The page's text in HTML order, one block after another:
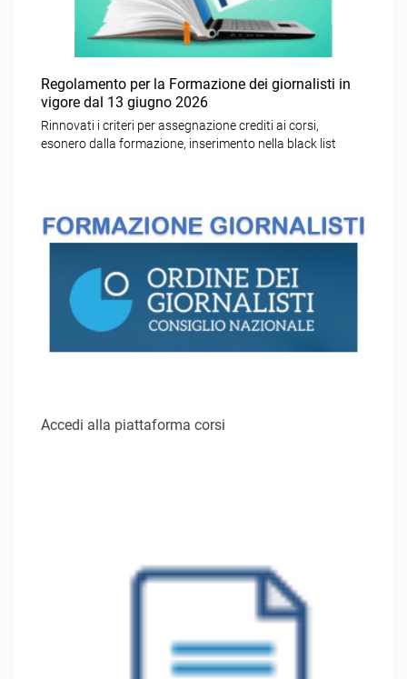
Regolamento per la Formazione dei giornalisti in
vigore dal 13 giugno 2026
Rinnovati i criteri per assegnazione crediti ai corsi,
esonero dalla formazione, inserimento nella black list
Accedi alla piattaforma corsi